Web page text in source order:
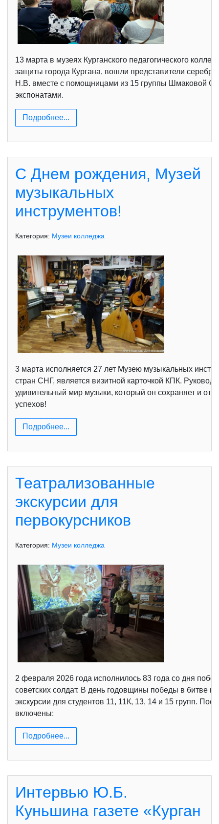
13 марта в музеях Курганского педагогического
защиты города Кургана, вошли представители
Н.В. вместе с помощницами из 15 группы Шмаковой
экспонатами.
Подробнее...
С Днем рождения, Музей
музыкальных
инструментов!
Категория: Музеи колледжа
3 марта исполняется 27 лет Музею музыкальных
стран СНГ, является визитной карточкой КПК.
удивительный мир музыки, который он сохраняет и
успехов!
Подробнее...
Театрализованные
экскурсии для
первокурсников
Категория: Музеи колледжа
2 февраля 2026 года исполнилось 83 года со дня
советских солдат. В день годовщины победы в битве
экскурсии для студентов 11, 11К, 13, 14 и 15 групп.
включены:
Подробнее...
Интервью Ю.Б.
Куньшина газете «Курган